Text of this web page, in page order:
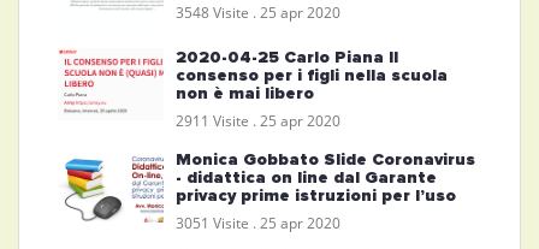
3548 Visite . 25 apr 2020
2020-04-25 Carlo Piana Il
consenso per i figli nella scuola
non è mai libero
2911 Visite . 25 apr 2020
Monica Gobbato Slide Coronavirus
- didattica on line dal Garante
privacy prime istruzioni per l’uso
3051 Visite . 25 apr 2020